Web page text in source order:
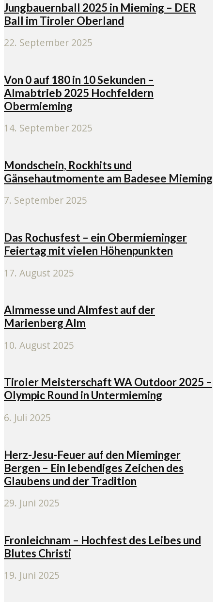
Jungbauernball 2025 in Mieming – DER
Ball im Tiroler Oberland
22. September 2025
Von 0 auf 180 in 10 Sekunden –
Almabtrieb 2025 Hochfeldern
Obermieming
14. September 2025
Mondschein, Rockhits und
Gänsehautmomente am Badesee Mieming
7. September 2025
Das Rochusfest – ein Obermieminger
Feiertag mit vielen Höhenpunkten
17. August 2025
Almmesse und Almfest auf der
Marienberg Alm
10. August 2025
Tiroler Meisterschaft WA Outdoor 2025 –
Olympic Round in Untermieming
6. Juli 2025
Herz-Jesu-Feuer auf den Mieminger
Bergen – Ein lebendiges Zeichen des
Glaubens und der Tradition
29. Juni 2025
Fronleichnam – Hochfest des Leibes und
Blutes Christi
19. Juni 2025